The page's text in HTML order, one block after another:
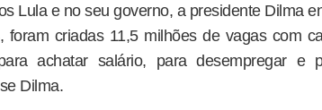
Lula e no seu governo, a presidente Dilma
foram criadas 11,5 milhões de vagas com
achatar salário, para desempregar e
Dilma.